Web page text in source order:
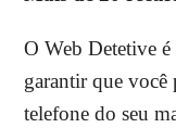
O Web Detetive é
garantir que você
telefone do seu